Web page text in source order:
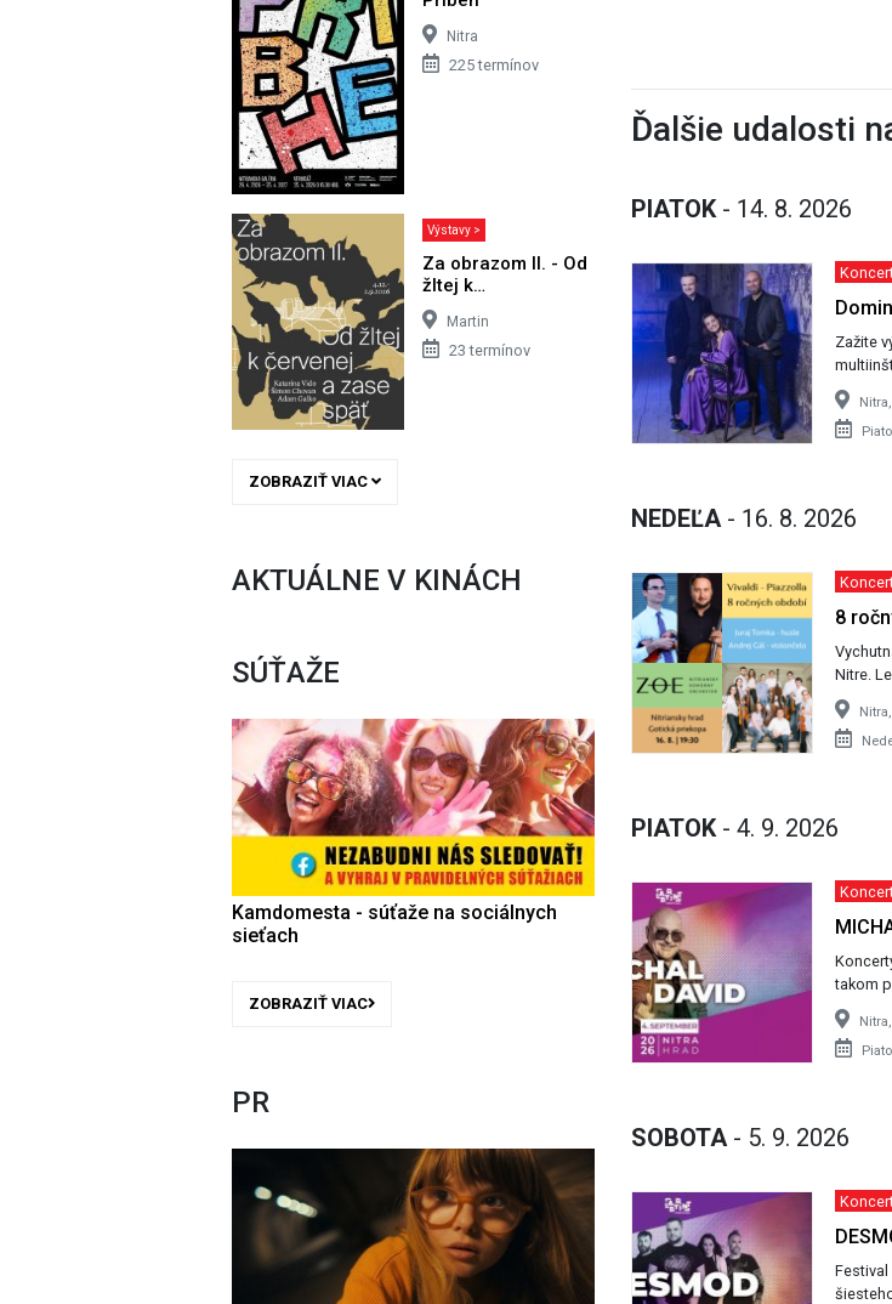
Nitra
225 termínov
Výstavy >
Za obrazom II. - Od
žltej k…
Martin
23 termínov
ZOBRAZIŤ VIAC
AKTUÁLNE V KINÁCH
SÚŤAŽE
Kamdomesta - súťaže na sociálnych
sieťach
ZOBRAZIŤ VIAC
PR
Ďalšie udalosti
PIATOK - 14. 8. 2026
Zažite
Nitra,
NEDEĽA - 16. 8. 2026
8
Nitre.
Nitra,
PIATOK - 4. 9. 2026
takom
Nitra,
SOBOTA - 5. 9. 2026